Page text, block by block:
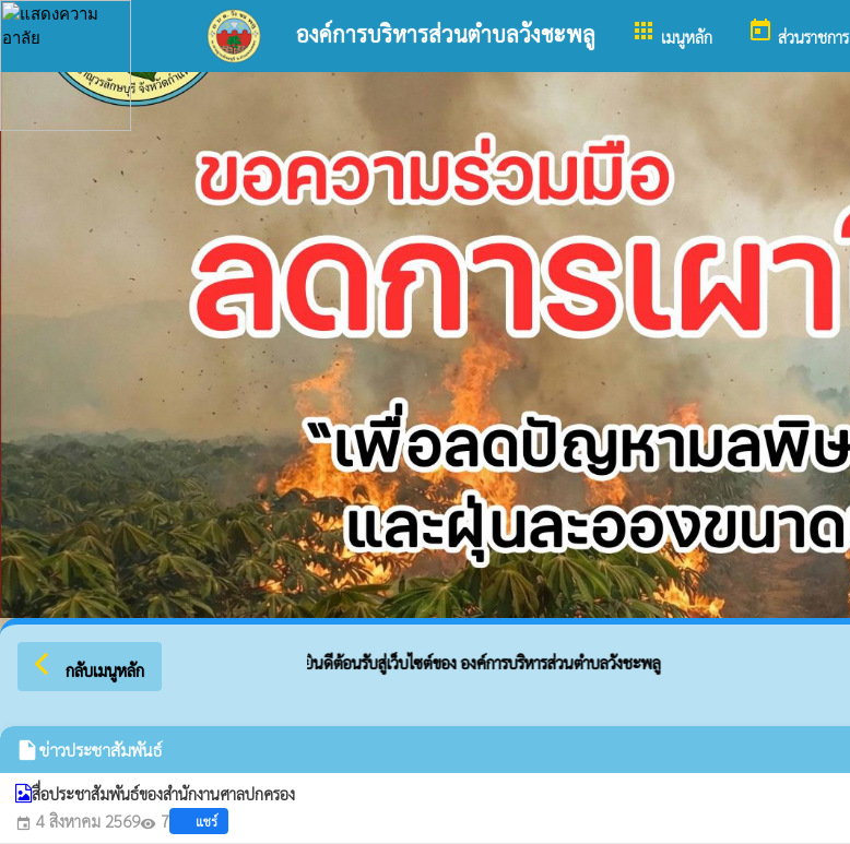
องค์การบริหารส่วนตำบลวังชะพลู apps เมนูหลัก today ส่วนราชการ
arrow_back_ios กลับเมนูหลัก ยินดีต้อนรับสู่เว็บไซต์ของ องค์การบริหารส่วนตำบลวังชะพลู
insert_drive_fileข่าวประชาสัมพันธ์
สื่อประชาสัมพันธ์ของสำนักงานศาลปกครอง
event 4 สิงหาคม 2569visibility 7 แชร์